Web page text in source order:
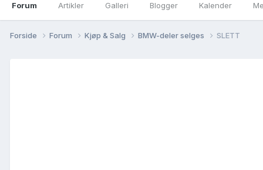
Forum Artikler Galleri Blogger Kalender
Forside Forum Kjøp & Salg BMW-deler selges SLETT